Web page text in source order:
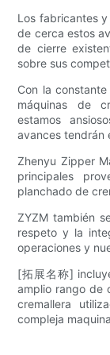
Los fabricantes
de cerca estos
de cierre
sobre sus
Con la
máquinas de
estamos
avances tendrán
Zhenyu Zipper
principales
planchado de
ZYZM también
respeto y la
operaciones y
[拓展名称]
amplio rango de
cremallera
compleja